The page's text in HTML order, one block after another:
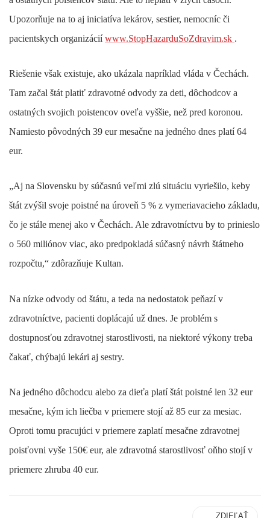
Upozorňuje na to aj iniciatíva lekárov, sestier, nemocníc či
pacientskych organizáciíwww.StopHazarduSoZdravim.sk .
Riešenie však existuje, ako ukázala napríklad vláda v Čechách.
Tam začal štát platiť zdravotné odvody za deti, dôchodcov a
ostatných svojich poistencov oveľa vyššie, než pred koronou.
Namiesto pôvodných 39 eur mesačne na jedného dnes platí 64
eur.
„Aj na Slovensku by súčasnú veľmi zlú situáciu vyriešilo, keby
štát zvýšil svoje poistné na úroveň 5 % z vymeriavacieho základu,
čo je stále menej ako v Čechách. Ale zdravotníctvu by to prinieslo
o 560 miliónov viac, ako predpokladá súčasný návrh štátneho
rozpočtu,“ zdôrazňuje Kultan.
Na nízke odvody od štátu, a teda na nedostatok peňazí v
zdravotníctve, pacienti doplácajú už dnes. Je problém s
dostupnosťou zdravotnej starostlivosti, na niektoré výkony treba
čakať, chýbajú lekári aj sestry.
Na jedného dôchodcu alebo za dieťa platí štát poistné len 32 eur
mesačne, kým ich liečba v priemere stojí až 85 eur za mesiac.
Oproti tomu pracujúci v priemere zaplatí mesačne zdravotnej
poisťovni vyše 150€ eur, ale zdravotná starostlivosť oňho stojí v
priemere zhruba 40 eur.
ZDIEĽAŤ